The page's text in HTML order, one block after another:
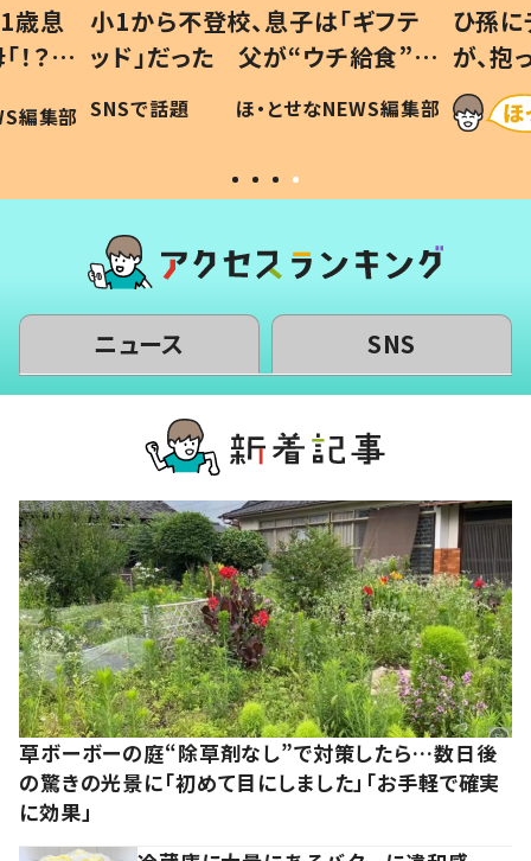
歳息
？」
編集部
小1から不登校、息子は「ギフテ
ッド」だった 父が“ウチ給食”を
作り続ける理由とは #令和の親
#令和の子
SNSで話題 ほ・とせなNEWS編集部
ひ孫
が、
「涙が
い」
ニュース SNS
草ボーボーの庭“除草剤なし”で対策したら…数日後
の驚きの光景に「初めて目にしました」「お手軽で確実
に効果」